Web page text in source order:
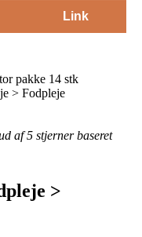
Link
pakke 14 stk
> Fodpleje
af 5 stjerner baseret
>